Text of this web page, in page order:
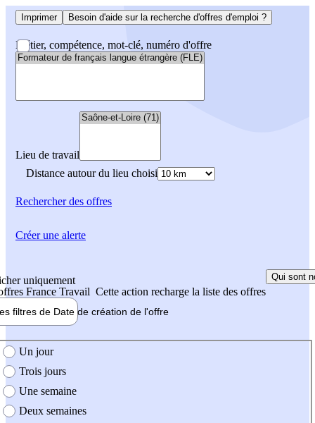
Imprimer Besoin d'aide sur la recherche d'offres d'emploi ?
Métier, compétence, mot-clé, numéro d'offre
Lieu de travail
Distance autour du lieu choisi
Rechercherdes offres
uniquement
France Travail Cette action recharge la liste des offres
Qui sont
filtres de Date de création de l'offre
création de l'offre
Un jour
Trois jours
Une semaine
Deux semaines
Créer une alerte